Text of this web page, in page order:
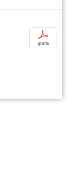
p
gratis